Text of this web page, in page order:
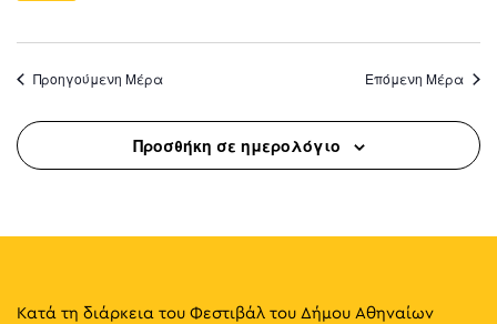
Προηγούμενη Μέρα Επόμενη Μέρα
Προσθήκη σε ημερολόγιο
Κατά τη διάρκεια του Φεστιβάλ του Δήμου Αθηναίων